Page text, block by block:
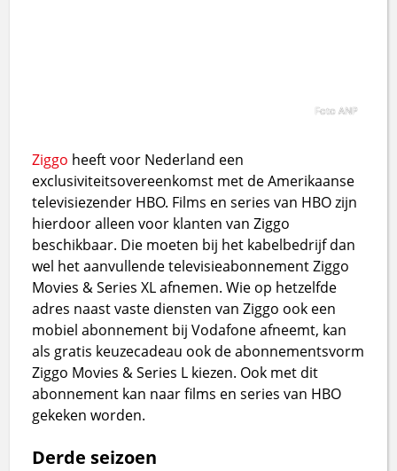
Foto ANP
Ziggo heeft voor Nederland een
exclusiviteitsovereenkomst met de Amerikaanse
televisiezender HBO. Films en series van HBO zijn
hierdoor alleen voor klanten van Ziggo
beschikbaar. Die moeten bij het kabelbedrijf dan
wel het aanvullende televisieabonnement Ziggo
Movies & Series XL afnemen. Wie op hetzelfde
adres naast vaste diensten van Ziggo ook een
mobiel abonnement bij Vodafone afneemt, kan
als gratis keuzecadeau ook de abonnementsvorm
Ziggo Movies & Series L kiezen. Ook met dit
abonnement kan naar films en series van HBO
gekeken worden.
Derde seizoen